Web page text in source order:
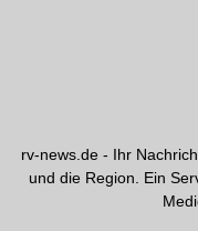
rv-news.de - Ihr
und die Region. Ein